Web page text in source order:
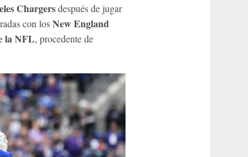
Chargersdespués de jugar
con losNew England
la NFL, procedente de